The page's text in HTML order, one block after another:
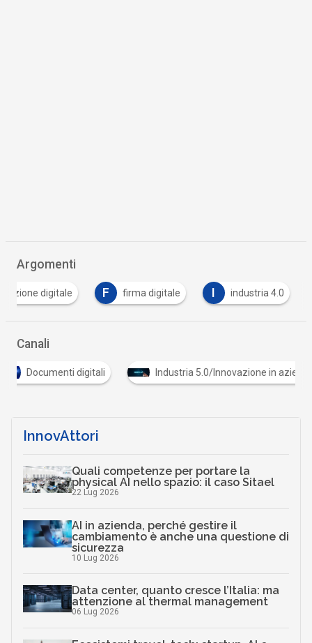
Argomenti
digitale F firma digitale I industria 4.0
Canali
Documenti digitali Industria 5.0/Innovazione in
InnovAttori
Quali competenze per portare la
physical AI nello spazio: il caso Sitael
22 Lug 2026
AI in azienda, perché gestire il
cambiamento è anche una questione di
sicurezza
10 Lug 2026
Data center, quanto cresce l’Italia: ma
attenzione al thermal management
06 Lug 2026